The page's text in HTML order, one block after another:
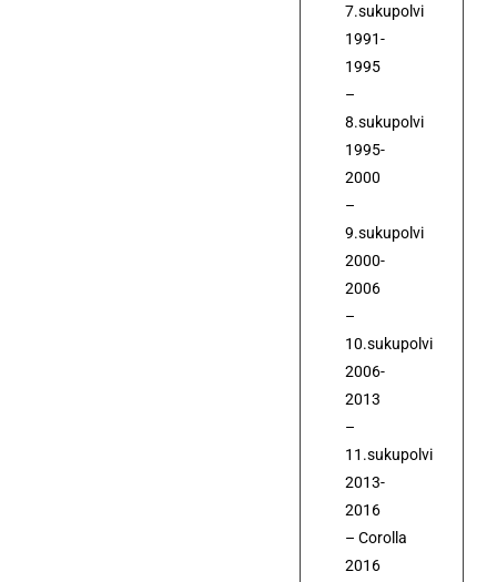
7.sukupolvi
1991-
1995
–
8.sukupolvi
1995-
2000
–
9.sukupolvi
2000-
2006
–
10.sukupolvi
2006-
2013
–
11.sukupolvi
2013-
2016
– Corolla
2016